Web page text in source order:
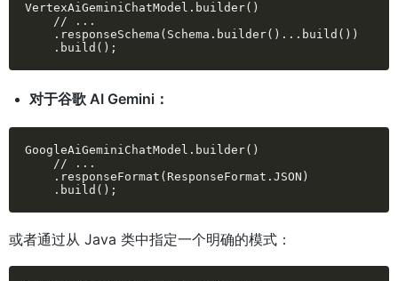
VertexAiGeminiChatModel.builder()
// ...
.responseSchema(Schema.builder()...build())
.build();
对于谷歌 AI Gemini：
GoogleAiGeminiChatModel.builder()
// ...
.responseFormat(ResponseFormat.JSON)
.build();
或者通过从 Java 类中指定一个明确的模式：